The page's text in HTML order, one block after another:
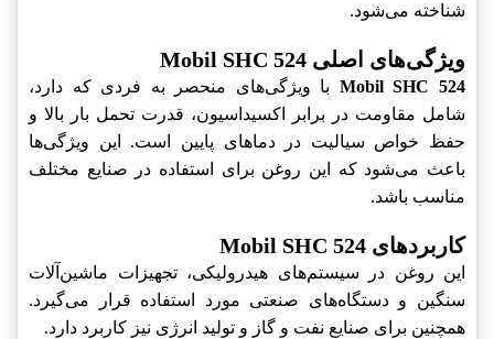
شناخته می‌شود.
ویژگی‌های اصلی Mobil SHC 524
Mobil SHC 524 با ویژگی‌های منحصر به فردی که دارد،
شامل مقاومت در برابر اکسیداسیون، قدرت تحمل بار بالا و
حفظ خواص سیالیت در دماهای پایین است. این ویژگی‌ها
باعث می‌شود که این روغن برای استفاده در صنایع مختلف
مناسب باشد.
کاربردهای Mobil SHC 524
این روغن در سیستم‌های هیدرولیکی، تجهیزات ماشین‌آلات
سنگین و دستگاه‌های صنعتی مورد استفاده قرار می‌گیرد.
همچنین برای صنایع نفت و گاز و تولید انرژی نیز کاربرد دارد.